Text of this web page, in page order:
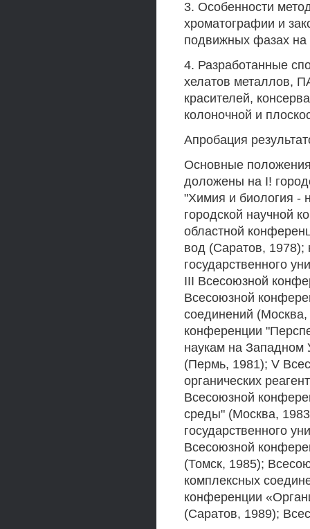
3. Особенности
хроматографии и
подвижных фазах на
4. Разработанные
хелатов металлов,
красителей,
колоночной и
Апробация
Основные
доложены на I!
"Химия и биология -
городской научной
областной
вод (Саратов, 1978);
государственного
III Всесоюзной
Всесоюзной
соединений (Москва,
конференции
наукам на Западном
(Пермь, 1981); V
органических
Всесоюзной
среды" (Москва,
государственного
Всесоюзной
(Томск, 1985);
комплексных
конференции
(Саратов, 1989);